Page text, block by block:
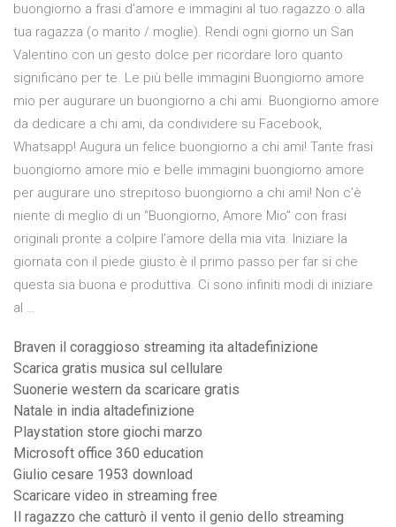
buongiorno a frasi d'amore e immagini al tuo ragazzo o alla
tua ragazza (o marito / moglie). Rendi ogni giorno un San
Valentino con un gesto dolce per ricordare loro quanto
significano per te. Le più belle immagini Buongiorno amore
mio per augurare un buongiorno a chi ami. Buongiorno amore
da dedicare a chi ami, da condividere su Facebook,
Whatsapp! Augura un felice buongiorno a chi ami! Tante frasi
buongiorno amore mio e belle immagini buongiorno amore
per augurare uno strepitoso buongiorno a chi ami! Non c’è
niente di meglio di un “Buongiorno, Amore Mio” con frasi
originali pronte a colpire l’amore della mia vita. Iniziare la
giornata con il piede giusto è il primo passo per far si che
questa sia buona e produttiva. Ci sono infiniti modi di iniziare
al …
Braven il coraggioso streaming ita altadefinizione
Scarica gratis musica sul cellulare
Suonerie western da scaricare gratis
Natale in india altadefinizione
Playstation store giochi marzo
Microsoft office 360 education
Giulio cesare 1953 download
Scaricare video in streaming free
Il ragazzo che catturò il vento il genio dello streaming